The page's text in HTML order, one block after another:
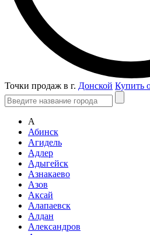
Точки продаж в г. Донской Купить
А
Абинск
Агидель
Адлер
Адыгейск
Азнакаево
Азов
Аксай
Алапаевск
Алдан
Александров